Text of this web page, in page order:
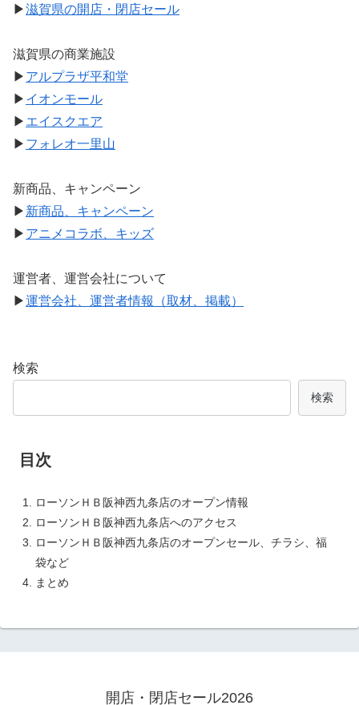
▶滋賀県の開店・閉店セール
滋賀県の商業施設
▶ アルプラザ平和堂
▶ イオンモール
▶ エイスクエア
▶ フォレオ一里山
新商品、キャンペーン
▶ 新商品、キャンペーン
▶ アニメコラボ、キッズ
運営者、運営会社について
▶運営会社、運営者情報（取材、掲載）
検索
検索
目次
ローソンＨＢ阪神西九条店のオープン情報
ローソンＨＢ阪神西九条店へのアクセス
ローソンＨＢ阪神西九条店のオープンセール、チラシ、福
袋など
まとめ
開店・閉店セール2026